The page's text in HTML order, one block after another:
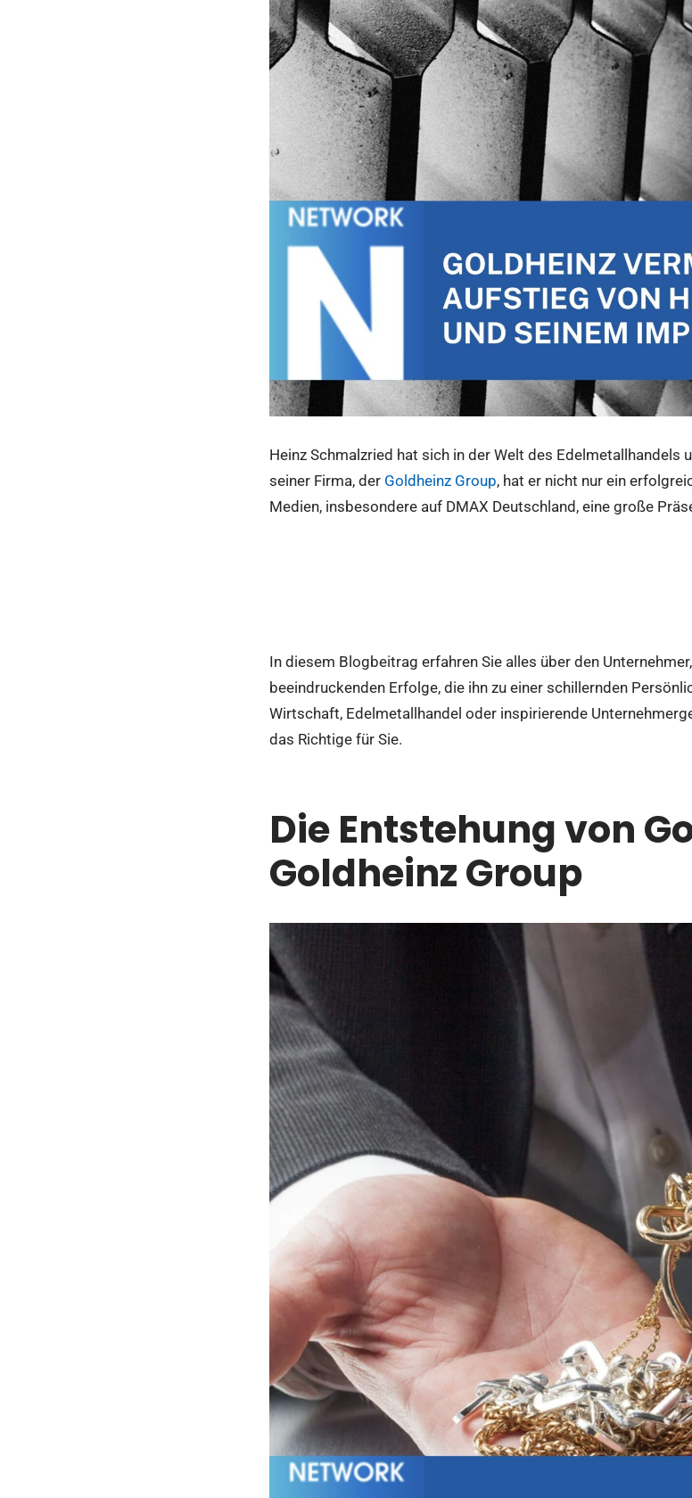
Heinz Schmalzried hat sich in der Welt des Edelmetallhandels
seiner Firma, der Goldheinz Group, hat er nicht nur ein
Medien, insbesondere auf DMAX Deutschland, eine große
In diesem Blogbeitrag erfahren Sie alles über den
beeindruckenden Erfolge, die ihn zu einer schillernden
Wirtschaft, Edelmetallhandel oder inspirierende
das Richtige für Sie.
Die Entstehung von
Goldheinz Group